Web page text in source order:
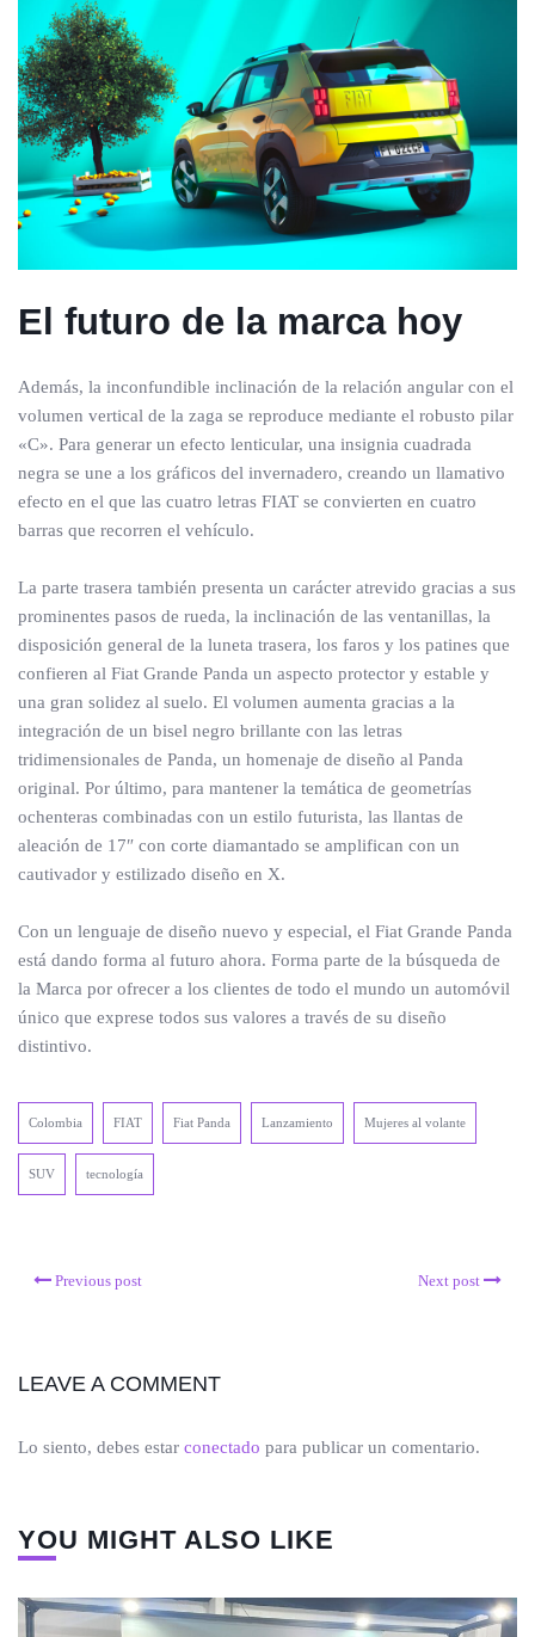
El futuro de la marca hoy
Además, la inconfundible inclinación de la relación angular con el
volumen vertical de la zaga se reproduce mediante el robusto pilar
«C». Para generar un efecto lenticular, una insignia cuadrada
negra se une a los gráficos del invernadero, creando un llamativo
efecto en el que las cuatro letras FIAT se convierten en cuatro
barras que recorren el vehículo.
La parte trasera también presenta un carácter atrevido gracias a sus
prominentes pasos de rueda, la inclinación de las ventanillas, la
disposición general de la luneta trasera, los faros y los patines que
confieren al Fiat Grande Panda un aspecto protector y estable y
una gran solidez al suelo. El volumen aumenta gracias a la
integración de un bisel negro brillante con las letras
tridimensionales de Panda, un homenaje de diseño al Panda
original. Por último, para mantener la temática de geometrías
ochenteras combinadas con un estilo futurista, las llantas de
aleación de 17″ con corte diamantado se amplifican con un
cautivador y estilizado diseño en X.
Con un lenguaje de diseño nuevo y especial, el Fiat Grande Panda
está dando forma al futuro ahora. Forma parte de la búsqueda de
la Marca por ofrecer a los clientes de todo el mundo un automóvil
único que exprese todos sus valores a través de su diseño
distintivo.
Colombia FIAT Fiat Panda Lanzamiento Mujeres al volante
SUV tecnología
Previous post Next post
LEAVE A COMMENT
Lo siento, debes estar conectado para publicar un comentario.
YOU MIGHT ALSO LIKE